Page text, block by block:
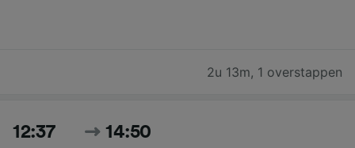
2u 13m, 1 overstappen
12:37 14:50